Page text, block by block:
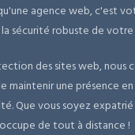
agence web, c'est
sécurité robuste de
des sites web, nous
maintenir une présence en
Que vous soyez
de tout à distance !